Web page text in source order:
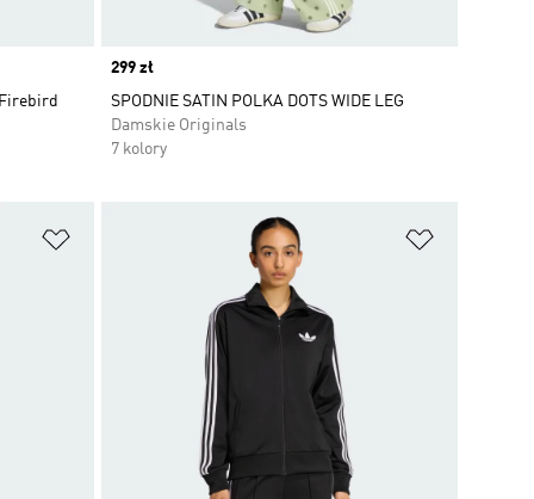
Price
299 zł
SPODNIE SATIN POLKA DOTS WIDE LEG
Damskie Originals
7 kolory